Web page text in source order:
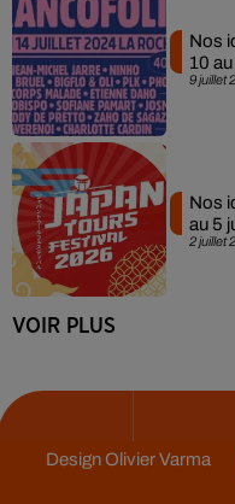
9 juillet
Nos
10
2 juillet
Nos
au 5
VOIR PLUS
DesignOlivier Varma